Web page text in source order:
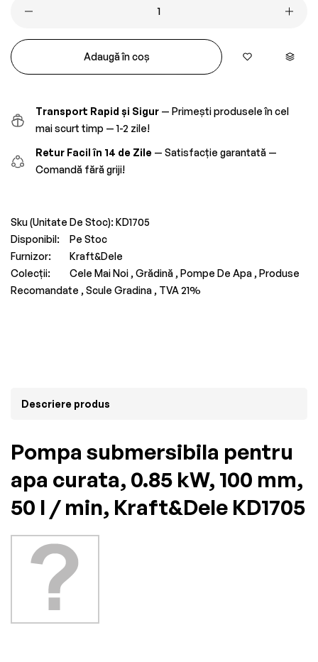
Adaugă în coș
Transport Rapid și Sigur — Primești produsele în cel
mai scurt timp — 1-2 zile!
Retur Facil în 14 de Zile — Satisfacție garantată —
Comandă fără griji!
Sku (Unitate De Stoc): KD1705
Disponibil:
Pe Stoc
Furnizor:
Kraft&Dele
Colecții:
Cele Mai Noi , Grădină , Pompe De Apa , Produse
Recomandate , Scule Gradina , TVA 21%
Descriere produs
Pompa submersibila pentru
apa curata, 0.85 kW, 100 mm,
50 l / min, Kraft&Dele KD1705